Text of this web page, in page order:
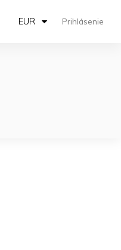
EUR Prihlásenie